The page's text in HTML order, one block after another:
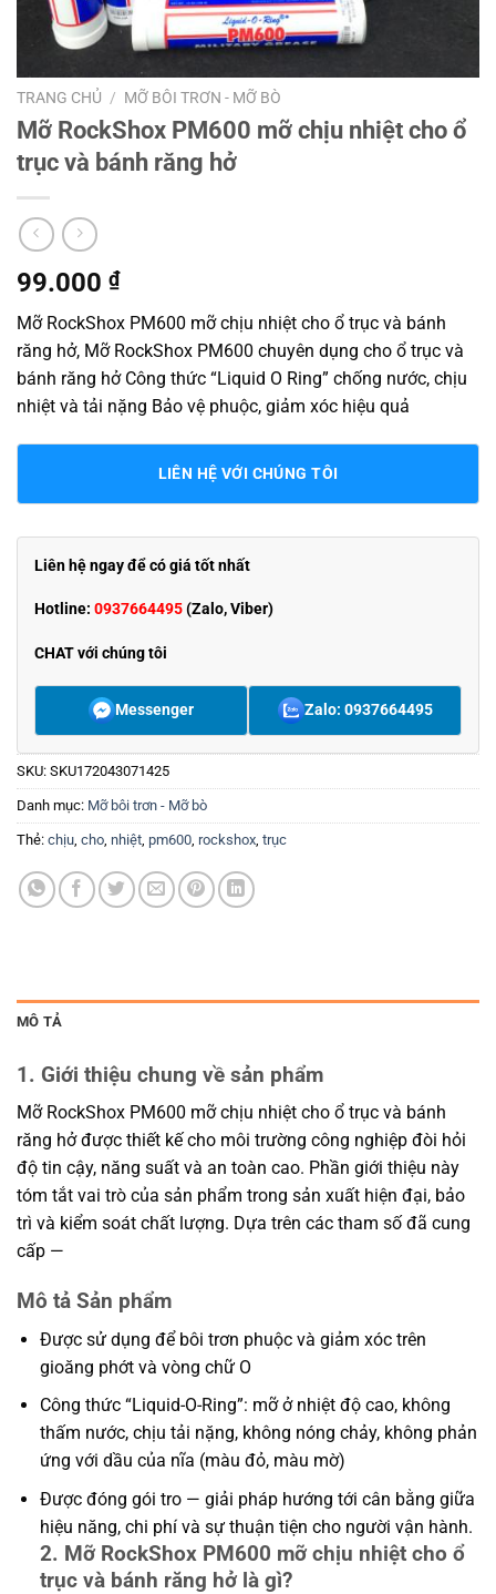
TRANG CHỦ / MỠ BÔI TRƠN - MỠ BÒ
Mỡ RockShox PM600 mỡ chịu nhiệt cho ổ
trục và bánh răng hở
99.000 ₫
Mỡ RockShox PM600 mỡ chịu nhiệt cho ổ trục và bánh
răng hở, Mỡ RockShox PM600 chuyên dụng cho ổ trục và
bánh răng hở Công thức “Liquid O Ring” chống nước, chịu
nhiệt và tải nặng Bảo vệ phuộc, giảm xóc hiệu quả
LIÊN HỆ VỚI CHÚNG TÔI
Liên hệ ngay để có giá tốt nhất
Hotline: 0937664495(Zalo, Viber)
CHAT với chúng tôi
Messenger Zalo: 0937664495
SKU: SKU172043071425
Danh mục: Mỡ bôi trơn - Mỡ bò
Thẻ: chịu cho nhiệt pm600 rockshox trục
MÔ TẢ
1. Giới thiệu chung về sản phẩm
Mỡ RockShox PM600 mỡ chịu nhiệt cho ổ trục và bánh
răng hở được thiết kế cho môi trường công nghiệp đòi hỏi
độ tin cậy, năng suất và an toàn cao. Phần giới thiệu này
tóm tắt vai trò của sản phẩm trong sản xuất hiện đại, bảo
trì và kiểm soát chất lượng. Dựa trên các tham số đã cung
cấp —
Mô tả Sản phẩm
Được sử dụng để bôi trơn phuộc và giảm xóc trên
gioăng phớt và vòng chữ O
Công thức “Liquid-O-Ring”: mỡ ở nhiệt độ cao, không
thấm nước, chịu tải nặng, không nóng chảy, không phản
ứng với dầu của nĩa (màu đỏ, màu mờ)
Được đóng gói tro — giải pháp hướng tới cân bằng giữa
hiệu năng, chi phí và sự thuận tiện cho người vận hành.
2. Mỡ RockShox PM600 mỡ chịu nhiệt cho ổ
trục và bánh răng hở là gì?